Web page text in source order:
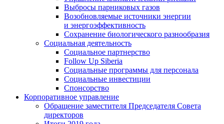
Выбросы парниковых газов
Возобновляемые источники энергии
и энергоэффективность
Сохранение биологического разнообразия
Социальная деятельность
Социальное партнерство
Follow Up Siberia
Социальные программы для персонала
Социальные инвестиции
Спонсорство
Корпоративное управление
Обращение заместителя Председателя Совета
директоров